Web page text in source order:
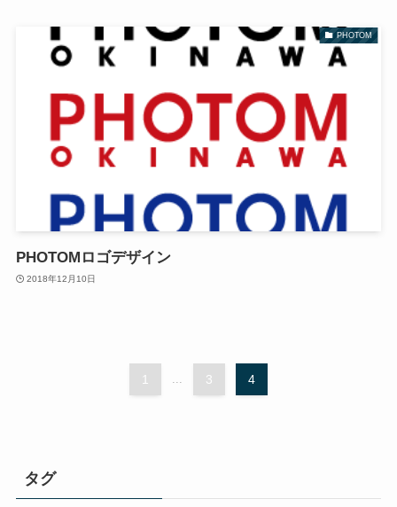
PHOTOM
PHOTOMロゴデザイン
2018年12月10日
1 ... 3 4
タグ